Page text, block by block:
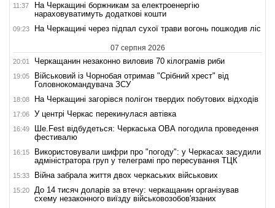
11:37
На Черкащині боржникам за електроенергію
нараховуватимуть додаткові кошти
09:23 На Черкащині через підпал сухої трави вогонь пошкодив ліс
07 серпня 2026
20:01 Черкащанин незаконно виловив 70 кілограмів риби
19:05
Військовий із Чорнобая отримав "Срібний хрест" від
Головнокомандувача ЗСУ
18:08 На Черкащині загорівся полігон твердих побутових відходів
17:06 У центрі Черкас перекинулася автівка
16:49
Ше.Fest відбудеться: Черкаська ОВА погодила проведення
фестивалю
16:15
Використовували шифри про "погоду": у Черкасах засудили
адміністратора груп у телеграмі про пересування ТЦК
15:33 Війна забрала життя двох черкаських військових
15:20
До 14 тисяч доларів за втечу: черкащанин організував
схему незаконного виїзду військовозобов'язаних